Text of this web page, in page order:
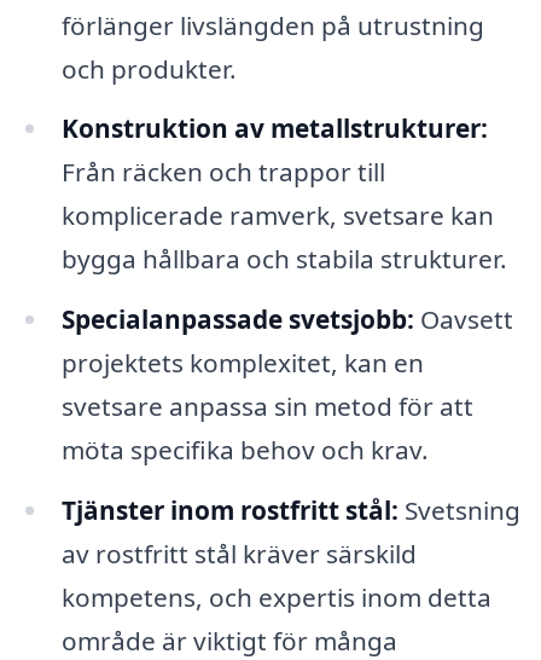
förlänger livslängden på utrustning
och produkter.
Konstruktion av metallstrukturer:
Från räcken och trappor till
komplicerade ramverk, svetsare kan
bygga hållbara och stabila strukturer.
Specialanpassade svetsjobb: Oavsett
projektets komplexitet, kan en
svetsare anpassa sin metod för att
möta specifika behov och krav.
Tjänster inom rostfritt stål: Svetsning
av rostfritt stål kräver särskild
kompetens, och expertis inom detta
område är viktigt för många